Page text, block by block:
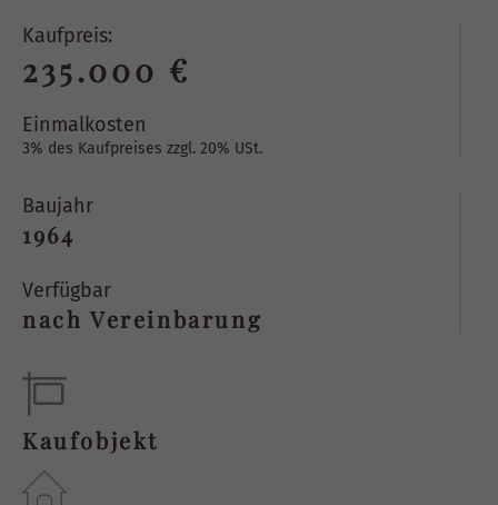
Kaufpreis:
235.000 €
Einmalkosten
3% des Kaufpreises zzgl. 20% USt.
Baujahr
1964
Verfügbar
nach Vereinbarung
Kaufobjekt